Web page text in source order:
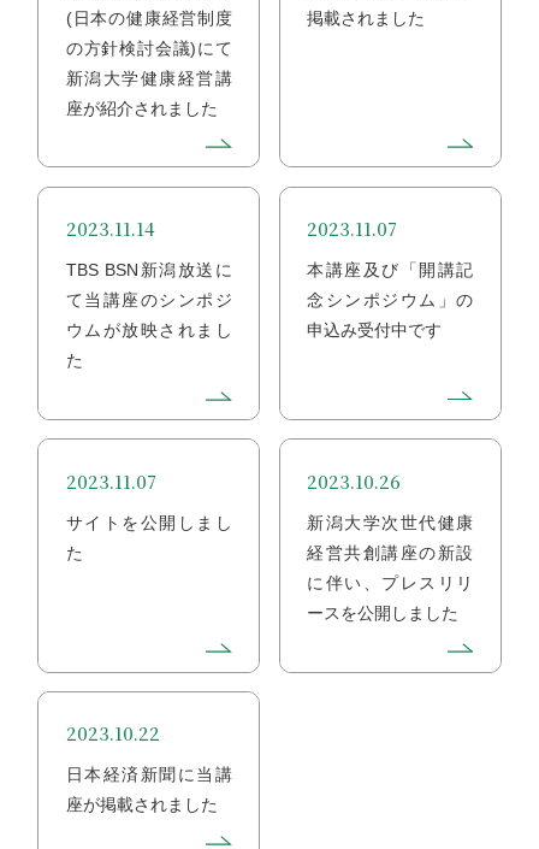
(日本の健康経営制度
の方針検討会議)にて
新潟大学健康経営講
座が紹介されました
掲載されました
2023.11.14
TBS BSN新潟放送に
て当講座のシンポジ
ウムが放映されまし
た
2023.11.07
本講座及び「開講記
念シンポジウム」の
申込み受付中です
2023.11.07
サイトを公開しまし
た
2023.10.26
新潟大学次世代健康
経営共創講座の新設
に伴い、プレスリリ
ースを公開しました
2023.10.22
日本経済新聞に当講
座が掲載されました